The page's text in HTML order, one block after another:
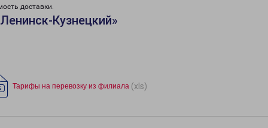
доставки.
Кузнецкий»
Тарифы на перевозку из филиала (xls)